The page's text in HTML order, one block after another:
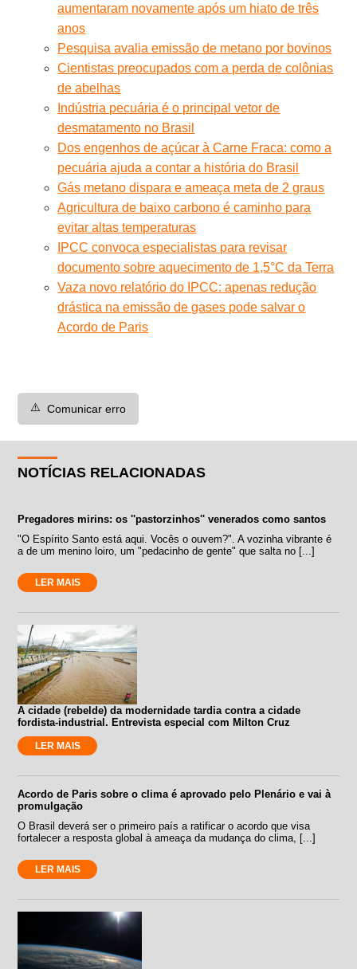
aumentaram novamente após um hiato de três
anos
Pesquisa avalia emissão de metano por bovinos
Cientistas preocupados com a perda de colônias
de abelhas
Indústria pecuária é o principal vetor de
desmatamento no Brasil
Dos engenhos de açúcar à Carne Fraca: como a
pecuária ajuda a contar a história do Brasil
Gás metano dispara e ameaça meta de 2 graus
Agricultura de baixo carbono é caminho para
evitar altas temperaturas
IPCC convoca especialistas para revisar
documento sobre aquecimento de 1,5°C da Terra
Vaza novo relatório do IPCC: apenas redução
drástica na emissão de gases pode salvar o
Acordo de Paris
⚠️ Comunicar erro
NOTÍCIAS RELACIONADAS
Pregadores mirins: os ''pastorzinhos'' venerados como santos
"O Espírito Santo está aqui. Vocês o ouvem?". A vozinha vibrante é
a de um menino loiro, um "pedacinho de gente" que salta no [...]
LER MAIS
A cidade (rebelde) da modernidade tardia contra a cidade
fordista-industrial. Entrevista especial com Milton Cruz
LER MAIS
Acordo de Paris sobre o clima é aprovado pelo Plenário e vai à
promulgação
O Brasil deverá ser o primeiro país a ratificar o acordo que visa
fortalecer a resposta global à ameaça da mudança do clima, [...]
LER MAIS